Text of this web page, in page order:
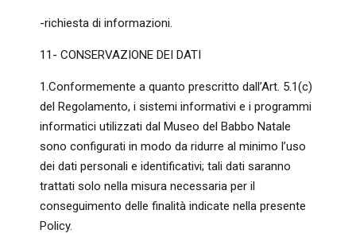
-richiesta di informazioni.
11- CONSERVAZIONE DEI DATI
1.Conformemente a quanto prescritto dall’Art. 5.1(c)
del Regolamento, i sistemi informativi e i programmi
informatici utilizzati dal Museo del Babbo Natale
sono configurati in modo da ridurre al minimo l’uso
dei dati personali e identificativi; tali dati saranno
trattati solo nella misura necessaria per il
conseguimento delle finalità indicate nella presente
Policy.